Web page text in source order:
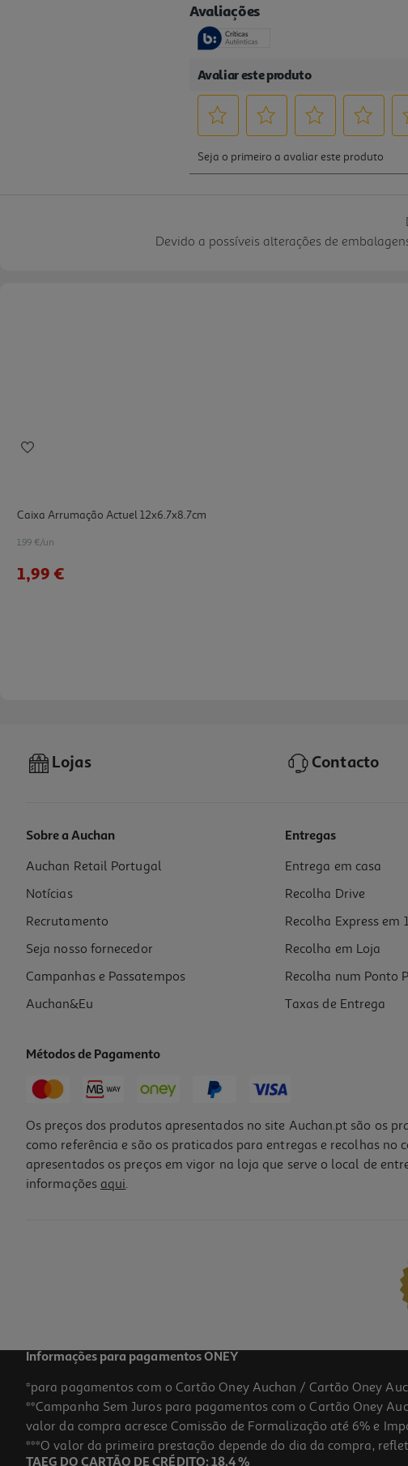
Devido a possíveis alterações de
Caixa Arrumação Actuel 12x6.7x8.7cm
1.99 €/un
1,99 €
Caixa Para Arrumação Actuel Com Abertura Dupla 18l
6.99 €/un
6,99 €
Lojas Contacto
Sobre a Auchan
Auchan Retail Portugal
Notícias
Recrutamento
Seja nosso fornecedor
Campanhas e Passatempos
Auchan&Eu
Entregas
Entrega em casa
Recolha Drive
Recolha Express em
Recolha em Loja
Recolha num Ponto
Taxas de Entrega
Métodos de Pagamento
Os preços dos produtos apresentados no site Auchan.pt são os
como referência e são os praticados para entregas e recolhas
apresentados os preços em vigor na loja que serve o local de
informações aqui.
Informações para pagamentos ONEY
*para pagamentos com o Cartão Oney Auchan / Cartão Oney
**Campanha Sem Juros para pagamentos com o Cartão Oney
valor da compra acresce Comissão de Formalização até 6% e
***O valor da primeira prestação depende do dia da compra,
TAEG DO CARTÃO DE CRÉDITO: 18,4 %